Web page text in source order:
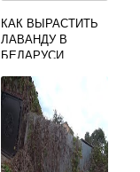
КАК ВЫРАСТИТЬ
ЛАВАНДУ В
БЕЛАРУСИ